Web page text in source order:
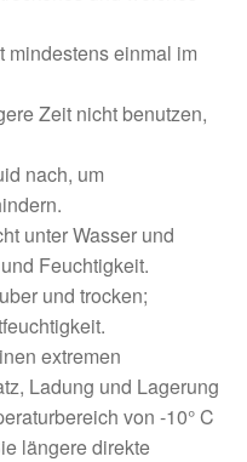
mindestens einmal im
Zeit nicht benutzen,
nach, um
unter Wasser und
Feuchtigkeit.
und trocken;
extremen
Ladung und Lagerung
von -10° C
längere direkte